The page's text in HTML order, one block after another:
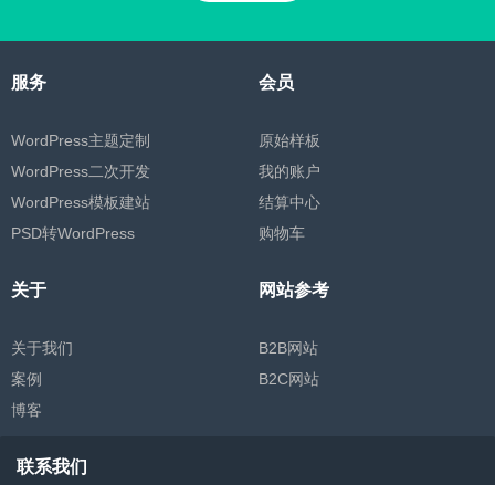
服务
WordPress主题定制
WordPress二次开发
WordPress模板建站
PSD转WordPress
会员
原始样板
我的账户
结算中心
购物车
关于
关于我们
案例
博客
网站参考
B2B网站
B2C网站
联系我们